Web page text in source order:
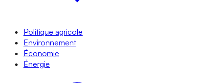
Politique agricole
Environnement
Économie
Énergie